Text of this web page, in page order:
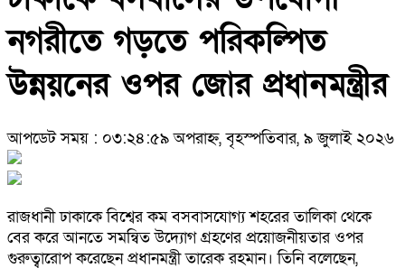
নগরীতে গড়তে পরিকল্পিত
উন্নয়নের ওপর জোর প্রধানমন্ত্রীর
আপডেট সময় : ০৩:২৪:৫৯ অপরাহ্ন, বৃহস্পতিবার, ৯ জুলাই ২০২৬
রাজধানী ঢাকাকে বিশ্বের কম বসবাসযোগ্য শহরের তালিকা থেকে
বের করে আনতে সমন্বিত উদ্যোগ গ্রহণের প্রয়োজনীয়তার ওপর
গুরুত্বারোপ করেছেন প্রধানমন্ত্রী তারেক রহমান। তিনি বলেছেন,